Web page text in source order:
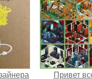
Привет